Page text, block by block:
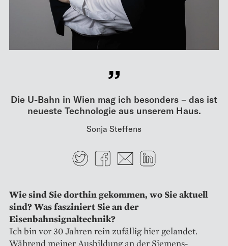
Die U-Bahn in Wien mag ich besonders – das ist
neueste Technologie aus unserem Haus.
Sonja Steffens
TwitterFacebook
E-mail
Wie sind Sie dorthin gekommen, wo Sie aktuell
sind? Was fasziniert Sie an der
Eisenbahnsignaltechnik?
Ich bin vor 30 Jahren rein zufällig hier gelandet.
Während meiner Ausbildung an der Siemens-